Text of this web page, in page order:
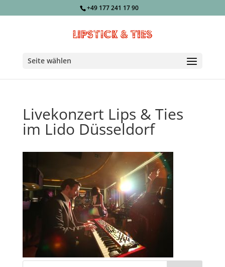
+49 177 241 17 90
Seite wählen
Livekonzert Lips & Ties
im Lido Düsseldorf